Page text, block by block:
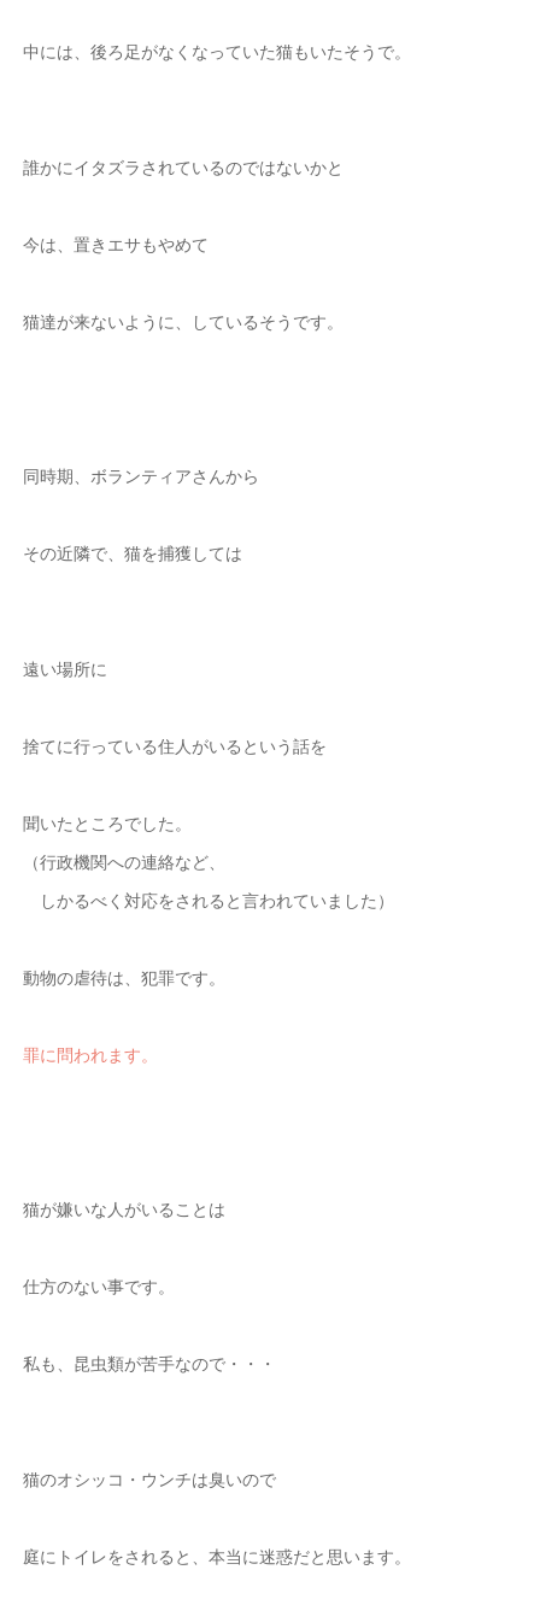
中には、後ろ足がなくなっていた猫もいたそうで。
誰かにイタズラされているのではないかと
今は、置きエサもやめて
猫達が来ないように、しているそうです。
同時期、ボランティアさんから
その近隣で、猫を捕獲しては
遠い場所に
捨てに行っている住人がいるという話を
聞いたところでした。
（行政機関への連絡など、
しかるべく対応をされると言われていました）
動物の虐待は、犯罪です。
罪に問われます。
猫が嫌いな人がいることは
仕方のない事です。
私も、昆虫類が苦手なので・・・
猫のオシッコ・ウンチは臭いので
庭にトイレをされると、本当に迷惑だと思います。